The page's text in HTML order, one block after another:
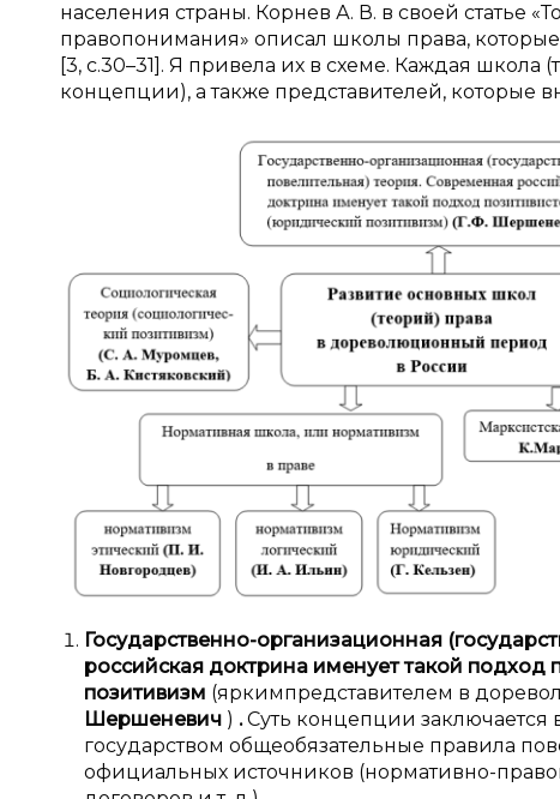
населения страны. Корнев А. В. в своей статье
правопонимания» описал школы права,
[3, c.30–31]. Я привела их в схеме. Каждая
концепции), а также представителей, которые
Государственно-организационная
российская доктрина именует такой подход
позитивизм (яркимпредставителем в
Шершеневич ) .Суть концепции заключается
государством общеобязательные правила
официальных источников (нормативно-